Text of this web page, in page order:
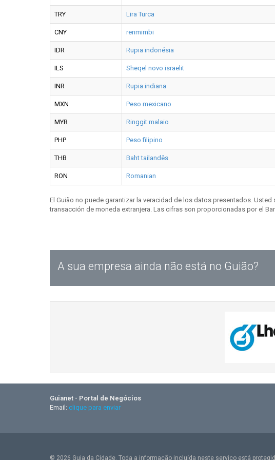
TRY Lira Turca
CNY renmimbi
IDR Rupia indonésia
ILS Sheqel novo israelit
INR Rupia indiana
MXN Peso mexicano
MYR Ringgit malaio
PHP Peso filipino
THB Baht tailandês
RON Romanian
El Guião no puede garantizar la veracidad de los datos presentados.
transacción de moneda extranjera. Las cifras son proporcionadas por el
A sua empresa ainda não está no Guião?
Guianet - Portal de Negócios
Email: clique para enviar
© 2026 Guia da Cidade. Toda a informação incluída neste serviço está